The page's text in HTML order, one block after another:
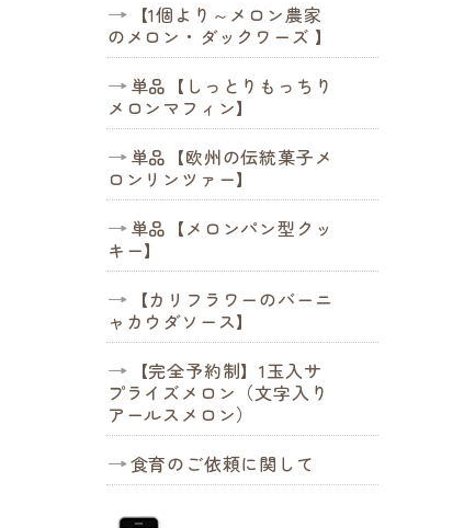
【1個より～メロン農家
のメロン・ダックワーズ 】
単品【しっとりもっちり
メロンマフィン】
単品【欧州の伝統菓子メ
ロンリンツァー】
単品【メロンパン型クッ
キー】
【カリフラワーのバーニ
ャカウダソース】
【完全予約制】1玉入サ
プライズメロン（文字入り
アールスメロン）
食育のご依頼に関して